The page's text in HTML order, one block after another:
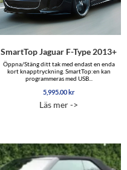
SmartTop Jaguar F-Type 2013+
Öppna/Stäng ditt tak med endast en enda
kort knapptryckning. SmartTop:en kan
programmeras med USB...
5,995.00kr
Läs mer ->